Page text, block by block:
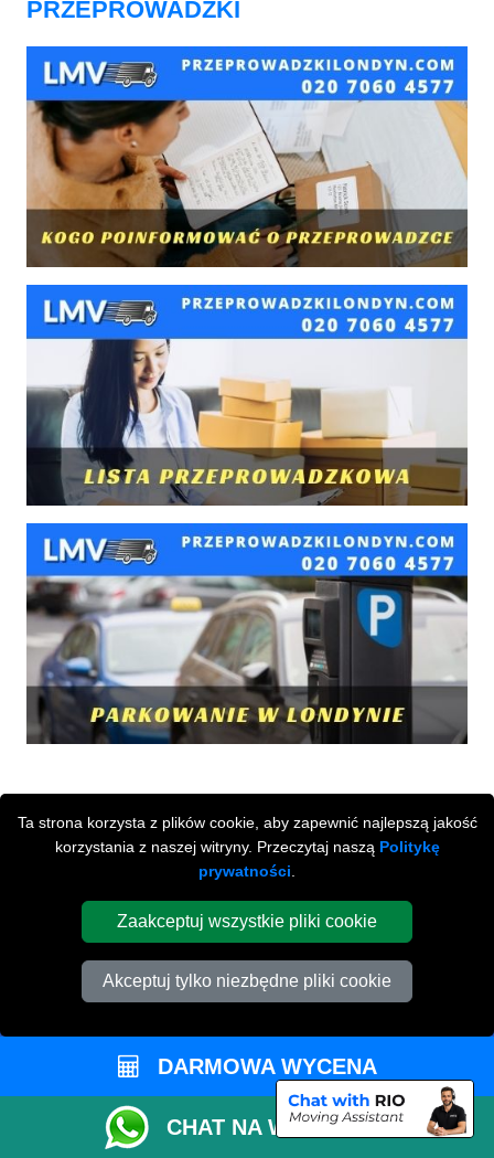
Ta strona korzysta z plików cookie, aby zapewnić najlepszą jakość
korzystania z naszej witryny. Przeczytaj naszą Politykę
prywatności
Zaakceptuj wszystkie pliki cookie
Akceptuj tylko niezbędne pliki cookie
PRZEPROWADZKI
Przeprowadzki Londyn
N15 5LA London, UK
Napisz do nas
+44 208 099 9173
DARMOWA WYCENA
CHAT NA WHATSAPP